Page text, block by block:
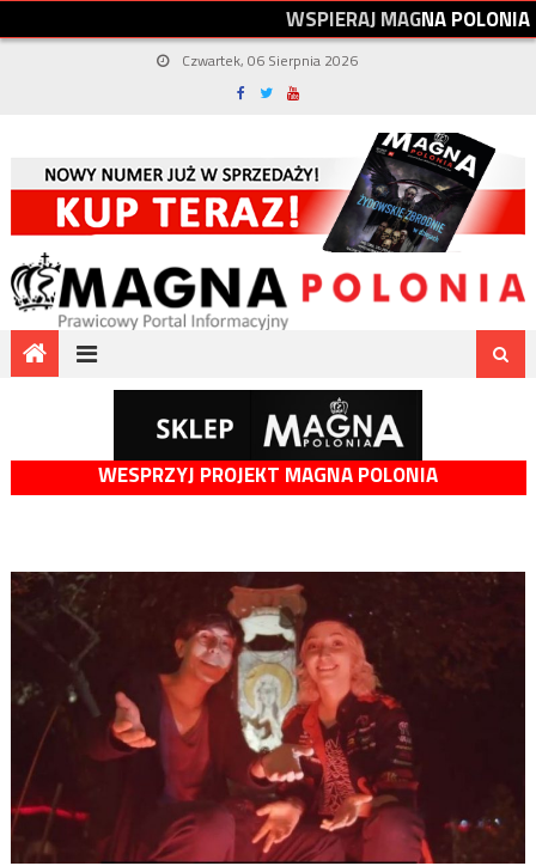
WSPIERAJMAGNAPOLONIA
Czwartek, 06 Sierpnia 2026
WESPRZYJ PROJEKT MAGNA POLONIA